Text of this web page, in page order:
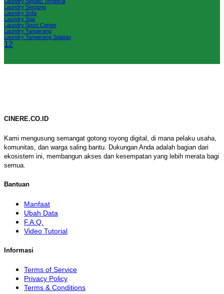
Laundry Serpong
Laundry Sofa
Laundry Spa
Laundry Sport Center
Laundry Tangerang
Laundry Tangerang Selatan
12
CINERE.CO.ID
Kami mengusung semangat gotong royong digital, di mana pelaku usaha,
komunitas, dan warga saling bantu. Dukungan Anda adalah bagian dari
ekosistem ini, membangun akses dan kesempatan yang lebih merata bagi
semua.
Bantuan
Manfaat
Ubah Data
F.A.Q.
Video Tutorial
Informasi
Terms of Service
Privacy Policy
Terms & Conditions